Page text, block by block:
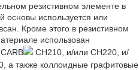
резистивном элементе в
основы используется или
Кроме этого в резистивном
использован
CH210, и/или CH220, и/
а также коллоидные графитовые